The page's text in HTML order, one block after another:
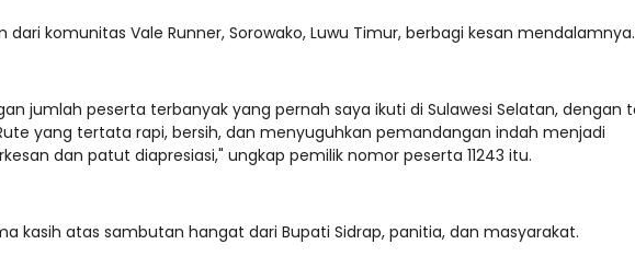
dari komunitas Vale Runner, Sorowako, Luwu Timur, berbagi kesan mendalamnya.
jumlah peserta terbanyak yang pernah saya ikuti di Sulawesi Selatan, dengan
yang tertata rapi, bersih, dan menyuguhkan pemandangan indah menjadi
dan patut diapresiasi," ungkap pemilik nomor peserta 11243 itu.
kasih atas sambutan hangat dari Bupati Sidrap, panitia, dan masyarakat.